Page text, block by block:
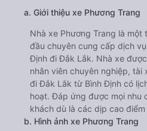
a. Giới thiệu xe Phương Trang
Nhà xe Phương Trang là một
đầu chuyên cung cấp dịch
Định đi Đắk Lắk. Nhà xe
nhân viên chuyên nghiệp, tài
đi Đắk Lắk từ Bình Định có
hoạt. Đáp ứng được mọi nhu
khách dù là các dịp cao
b. Hình ảnh xe Phương Trang